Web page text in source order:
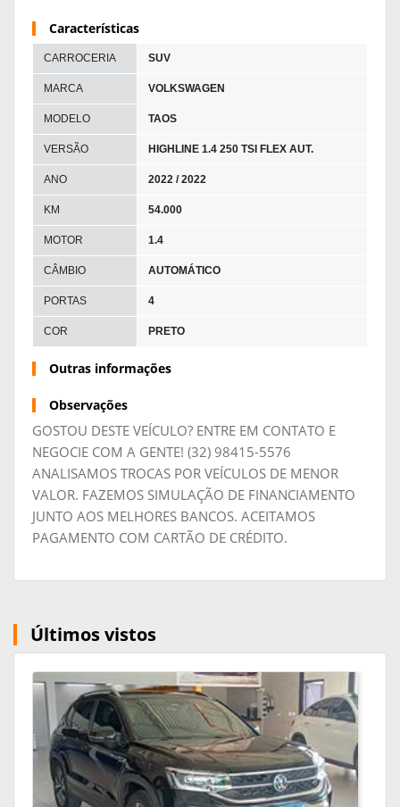
Características
CARROCERIA SUV
MARCA VOLKSWAGEN
MODELO TAOS
VERSÃO HIGHLINE 1.4 250 TSI FLEX AUT.
ANO 2022 / 2022
KM 54.000
MOTOR 1.4
CÂMBIO AUTOMÁTICO
PORTAS 4
COR PRETO
Outras informações
Observações
GOSTOU DESTE VEÍCULO? ENTRE EM CONTATO E
NEGOCIE COM A GENTE! (32) 98415-5576
ANALISAMOS TROCAS POR VEÍCULOS DE MENOR
VALOR. FAZEMOS SIMULAÇÃO DE FINANCIAMENTO
JUNTO AOS MELHORES BANCOS. ACEITAMOS
PAGAMENTO COM CARTÃO DE CRÉDITO.
Últimos vistos